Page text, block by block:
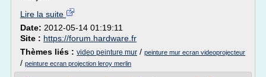
Lire la suite
Date: 2012-05-14 01:19:11
Site : https://forum.hardware.fr
Thèmes liés : video peinture mur / peinture mur ecran videoprojecteur
/ peinture ecran projection leroy merlin